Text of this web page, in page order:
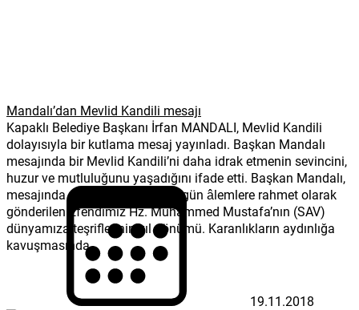
Mandalı’dan Mevlid Kandili mesajı
Kapaklı Belediye Başkanı İrfan MANDALI, Mevlid Kandili
dolayısıyla bir kutlama mesaj yayınladı. Başkan Mandalı
mesajında bir Mevlid Kandili’ni daha idrak etmenin sevincini,
huzur ve mutluluğunu yaşadığını ifade etti. Başkan Mandalı,
mesajında şunları kaydetti: “Bugün âlemlere rahmet olarak
gönderilen Efendimiz Hz. Muhammed Mustafa’nın (SAV)
dünyamıza teşriflerinin yıl dönümü. Karanlıkların aydınlığa
kavuşmasında...
19.11.2018